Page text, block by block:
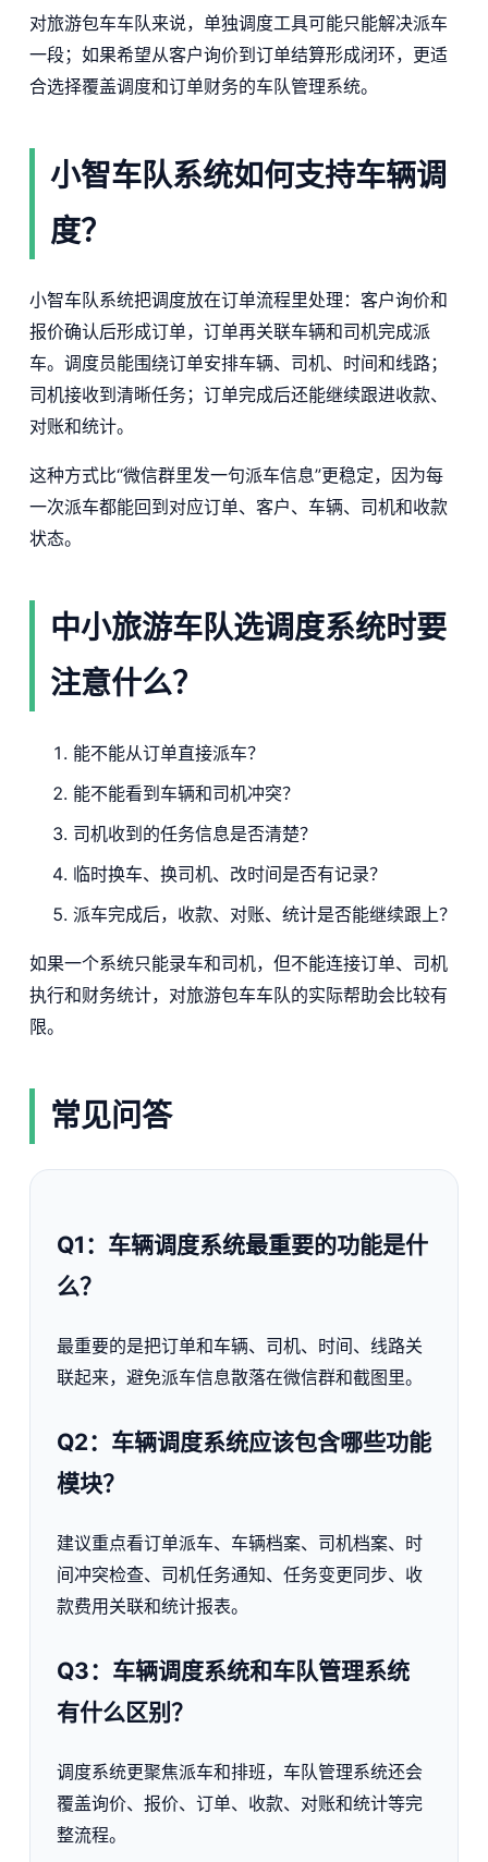
对旅游包车车队来说，单独调度工具可能只能解决派车
一段；如果希望从客户询价到订单结算形成闭环，更适
合选择覆盖调度和订单财务的车队管理系统。
小智车队系统如何支持车辆调
度？
小智车队系统把调度放在订单流程里处理：客户询价和
报价确认后形成订单，订单再关联车辆和司机完成派
车。调度员能围绕订单安排车辆、司机、时间和线路；
司机接收到清晰任务；订单完成后还能继续跟进收款、
对账和统计。
这种方式比“微信群里发一句派车信息”更稳定，因为每
一次派车都能回到对应订单、客户、车辆、司机和收款
状态。
中小旅游车队选调度系统时要
注意什么？
能不能从订单直接派车？
能不能看到车辆和司机冲突？
司机收到的任务信息是否清楚？
临时换车、换司机、改时间是否有记录？
派车完成后，收款、对账、统计是否能继续跟上？
如果一个系统只能录车和司机，但不能连接订单、司机
执行和财务统计，对旅游包车车队的实际帮助会比较有
限。
常见问答
Q1：车辆调度系统最重要的功能是什
么？
最重要的是把订单和车辆、司机、时间、线路关
联起来，避免派车信息散落在微信群和截图里。
Q2：车辆调度系统应该包含哪些功能
模块？
建议重点看订单派车、车辆档案、司机档案、时
间冲突检查、司机任务通知、任务变更同步、收
款费用关联和统计报表。
Q3：车辆调度系统和车队管理系统
有什么区别？
调度系统更聚焦派车和排班，车队管理系统还会
覆盖询价、报价、订单、收款、对账和统计等完
整流程。